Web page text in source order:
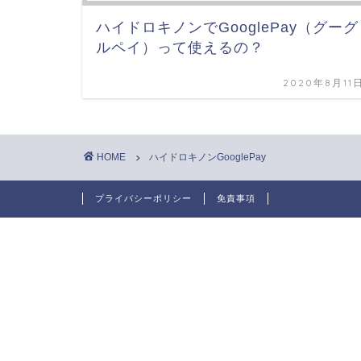
ハイドロキノンでGooglePay（グーグ
ルペイ）って使えるの？
2020年8月11
HOME ハイドロキノンGooglePay
プライバシーポリシー 免責事項